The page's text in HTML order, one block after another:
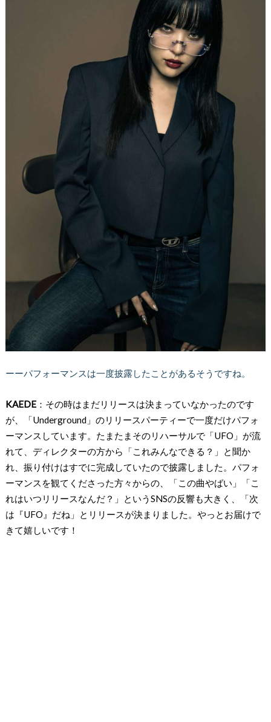
ーーパフォーマンスは一度披露したことがあるそうですね。
KAEDE：その時はまだリリースは決まっていなかったのです
が、「Underground」のリリースパーティーで一度だけパフォ
ーマンスしています。たまたまそのリハーサルで「UFO」が流
れて、ディレクターの方から「これみんなできる？」と聞か
れ、振り付けはすでに完成していたので披露しました。パフォ
ーマンスを観てくださった方々からの、「この曲やばい」「こ
れはいつリリースなんだ？」というSNSの反響も大きく、「次
は『UFO』だね」とリリースが決まりました。やっとお届けで
きて嬉しいです！